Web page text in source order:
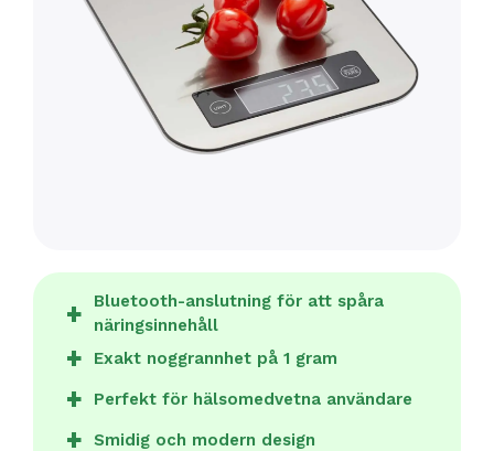
Bluetooth-anslutning för att spåra
näringsinnehåll
Exakt noggrannhet på 1 gram
Perfekt för hälsomedvetna användare
Smidig och modern design